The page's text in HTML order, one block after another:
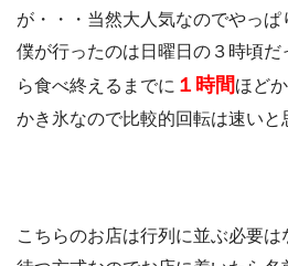
が・・・当然大人気なのでやっぱ
僕が行ったのは日曜日の３時頃
ら食べ終えるまでに １時間ほど
かき氷なので比較的回転は速いと
こちらのお店は行列に並ぶ必要